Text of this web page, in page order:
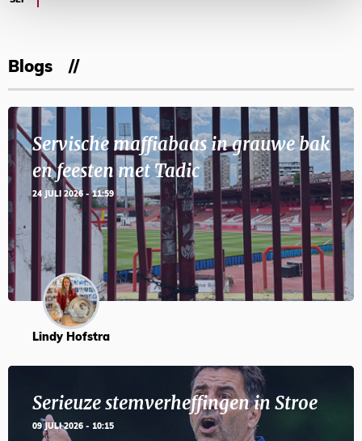
Blogs
Servische maffiabaas in grauwe bak
en feesten met Tadic
24 JULI 2026 - 11:59
Lindy Hofstra
Serieuze stemverheffingen in Stroe
09 JULI 2026 - 10:15